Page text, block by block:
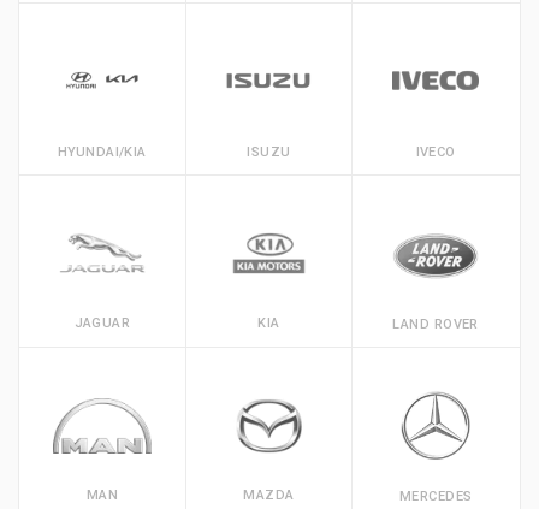
HYUNDAI/KIA ISUZU IVECO
JAGUAR KIA LAND ROVER
MAN MAZDA MERCEDES